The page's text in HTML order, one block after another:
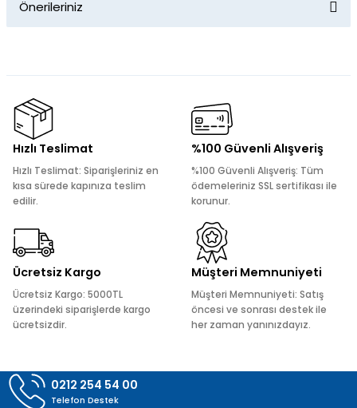
Önerileriniz
kullanarak tarafımıza iletebilirsiniz.
Görüş ve önerileriniz için teşekkür ederiz.
Ürün resmi kalitesiz, bozuk veya görüntülenemiyor.
Ürün bilgilerinde hatalar bulunuyor.
Ürün fiyatı diğer sitelerden daha pahalı.
Bu ürüne benzer farklı alternatifler olmalı.
Hızlı Teslimat
Hızlı Teslimat: Siparişleriniz en
kısa sürede kapınıza teslim
edilir.
%100 Güvenli Alışveriş
%100 Güvenli Alışveriş: Tüm
ödemeleriniz SSL sertifikası ile
korunur.
Ücretsiz Kargo
Ücretsiz Kargo: 5000TL
üzerindeki siparişlerde kargo
ücretsizdir.
Müşteri Memnuniyeti
Müşteri Memnuniyeti: Satış
öncesi ve sonrası destek ile
her zaman yanınızdayız.
0212 254 54 00
Telefon Destek